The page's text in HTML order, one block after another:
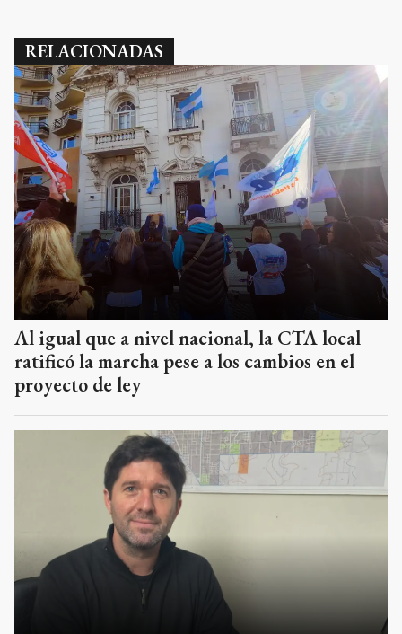
RELACIONADAS
Al igual que a nivel nacional, la CTA local
ratificó la marcha pese a los cambios en el
proyecto de ley